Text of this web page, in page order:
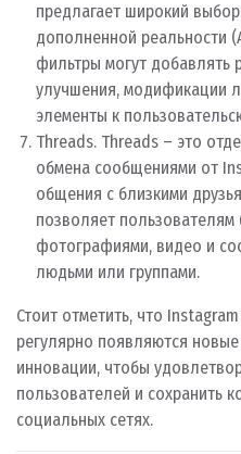
предлагает широкий
дополненной реальности
фильтры могут добавлять
улучшения, модификации
элементы к
Threads. Threads – это
обмена сообщениями от
общения с близкими
позволяет пользователям
фотографиями, видео и
людьми или группами.
Стоит отметить, что
регулярно появляются
инновации, чтобы
пользователей и сохранить
социальных сетях.